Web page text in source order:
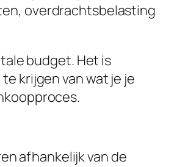
overdrachtsbelasting
budget. Het is
krijgen van wat je je
afhankelijk van de